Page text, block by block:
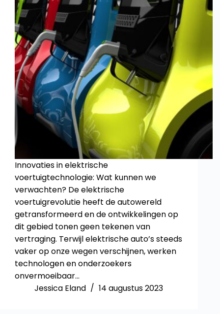
Innovaties in elektrische
voertuigtechnologie: Wat kunnen we
verwachten? De elektrische
voertuigrevolutie heeft de autowereld
getransformeerd en de ontwikkelingen op
dit gebied tonen geen tekenen van
vertraging. Terwijl elektrische auto’s steeds
vaker op onze wegen verschijnen, werken
technologen en onderzoekers
onvermoeibaar…
Jessica Eland
14 augustus 2023